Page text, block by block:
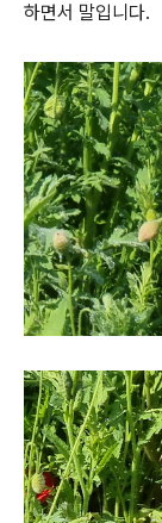
하면서 말입니다.